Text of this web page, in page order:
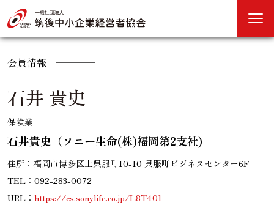
会員情報
石井 貴史
保険業
石井貴史（ソニー生命(株)福岡第2支社)
住所：福岡市博多区上呉服町10-10 呉服町ビジネスセンター6F
TEL：092-283-0072
URL： https://cs.sonylife.co.jp/L8T401